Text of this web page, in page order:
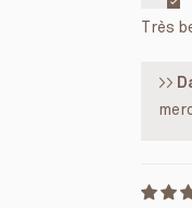
Très
>>